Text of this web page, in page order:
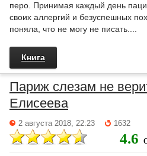
перо. Принимая каждый день
своих аллергий и безуспешных
поняла, что не могу не писать....
Книга
Париж слезам не
Елисеева
2 августа 2018, 22:23 1632
4.6